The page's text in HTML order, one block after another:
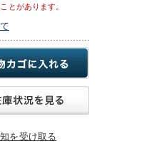
とがあります。
を受け取る